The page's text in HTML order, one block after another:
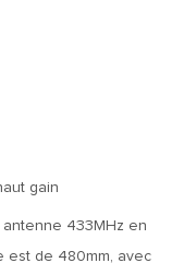
gain
433MHz en
est de 480mm, avec